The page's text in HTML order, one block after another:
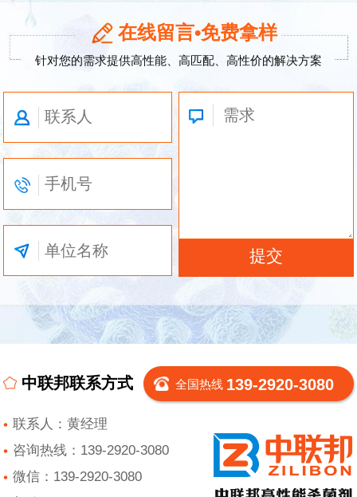
在线留言•免费拿样
针对您的需求提供高性能、高匹配、高性价的解决方案
中联邦联系方式 全国热线 139-2920-3080
联系人：黄经理
咨询热线：139-2920-3080
微信：139-2920-3080